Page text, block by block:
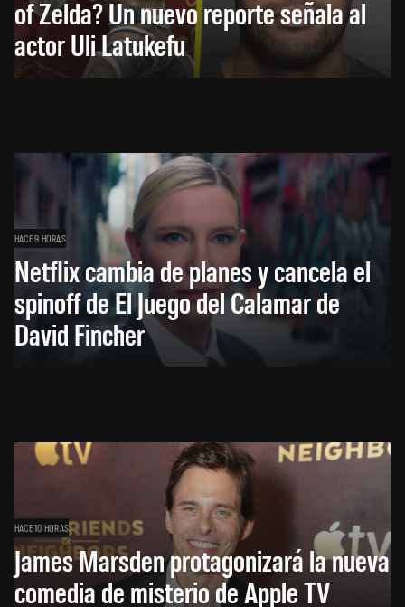
of Zelda? Un nuevo reporte señala al
actor Uli Latukefu
HACE 9 HORAS
Netflix cambia de planes y cancela el
spinoff de El Juego del Calamar de
David Fincher
HACE 10 HORAS
James Marsden protagonizará la nueva
comedia de misterio de Apple TV